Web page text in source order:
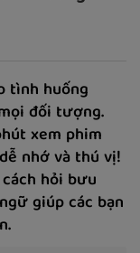
tình huống
đối tượng.
xem phim
nhớ và thú vị!
hỏi bưu
giúp các bạn